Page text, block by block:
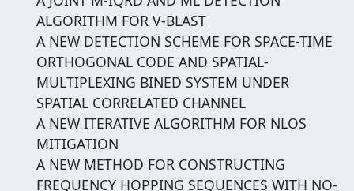
ALGORITHM FOR V-BLAST
A NEW DETECTION SCHEME FOR SPACE-TIME
ORTHOGONAL CODE AND SPATIAL-
MULTIPLEXING BINED SYSTEM UNDER
SPATIAL CORRELATED CHANNEL
A NEW ITERATIVE ALGORITHM FOR NLOS
MITIGATION
A NEW METHOD FOR CONSTRUCTING
FREQUENCY HOPPING SEQUENCES WITH NO-